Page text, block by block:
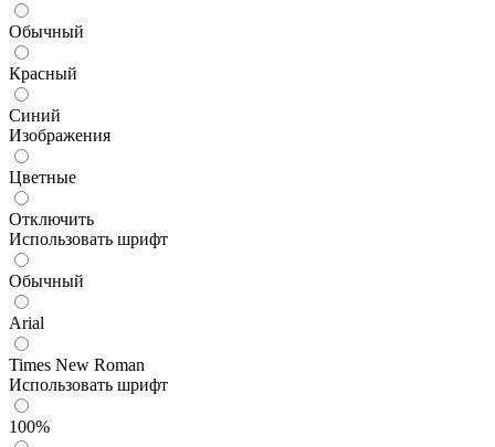
Обычный
Красный
Синий
Изображения
Цветные
Отключить
Использовать шрифт
Обычный
Arial
Times New Roman
Использовать шрифт
100%